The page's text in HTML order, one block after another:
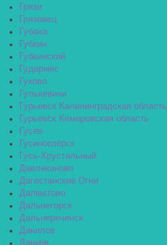
Грязи
Грязовец
Губаха
Губкин
Губкинский
Гудермес
Гуково
Гулькевичи
Гурьевск Калининградская область
Гурьевск Кемеровская область
Гусев
Гусиноозёрск
Гусь-Хрустальный
Давлеканово
Дагестанские Огни
Далматово
Дальнегорск
Дальнереченск
Данилов
Данков